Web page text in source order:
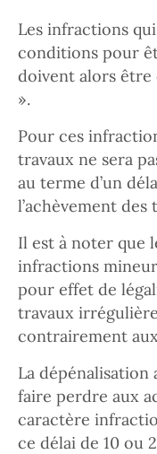
Les infractions
conditions pour
doivent alors être
».
Pour ces
travaux ne sera
au terme d’un
l’achèvement des
Il est à noter que
infractions
pour effet de
travaux
contrairement
La
faire perdre aux
caractère
ce délai de 10 ou